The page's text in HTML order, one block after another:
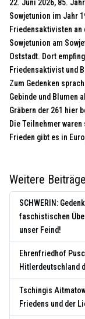
22. Juni 2026, 85.
Sowjetunion im Jahr
Friedensaktivisten
Sowjetunion am
Oststadt. Dort
Friedensaktivist und
Zum Gedenken
Gebinde und Blumen
Gräbern der 261 hier
Die Teilnehmer
Frieden gibt es in
Weitere
SCHWERIN:
faschistischen
unser Feind!
Ehrenfriedhof
Hitlerdeutschland
Tschingis
Friedens und der